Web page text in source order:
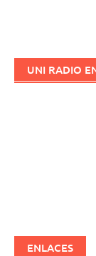
UNI RADIO
ENLACES